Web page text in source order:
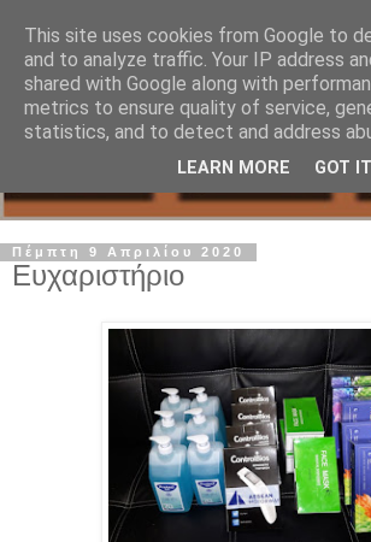
Πέμπτη 9 Απριλίου 2020
Ευχαριστήριο
This site uses cookies from Google to
and to analyze traffic. Your IP address
shared with Google along with
metrics to ensure quality of service,
statistics, and to detect and address
LEARN MORE GOT IT